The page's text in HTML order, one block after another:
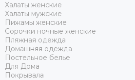
Халаты женские
Халаты мужские
Пижамы женские
Сорочки ночные женские
Пляжная одежда
Домашняя одежда
Постельное белье
Для Дома
Покрывала